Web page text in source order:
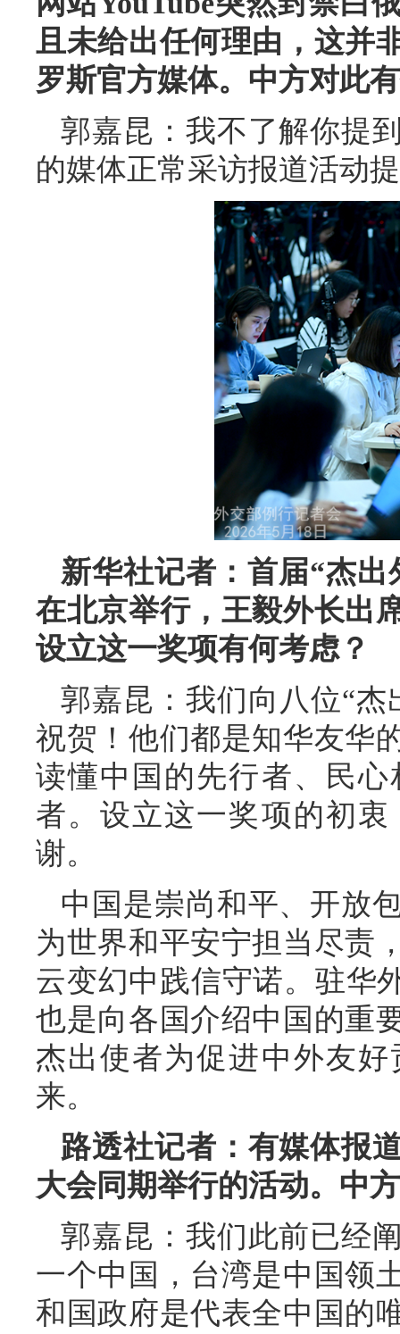
且未给出任何理由，这并
罗斯官方媒体。中方对此
郭嘉昆：我不了解你提
的媒体正常采访报道活动
新华社记者：首届“杰
在北京举行，王毅外长出
设立这一奖项有何考虑？
郭嘉昆：我们向八位“
祝贺！他们都是知华友华
读懂中国的先行者、民
者。设立这一奖项的初
谢。
中国是崇尚和平、开放
为世界和平安宁担当尽责
云变幻中践信守诺。驻华
也是向各国介绍中国的重
杰出使者为促进中外友
来。
路透社记者：有媒体报
大会同期举行的活动。中
郭嘉昆：我们此前已经
一个中国，台湾是中国领
和国政府是代表全中国的